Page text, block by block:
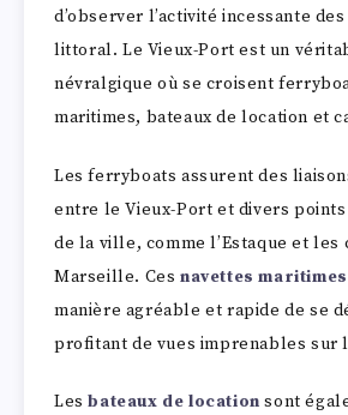
d’observer l’activité incessante
littoral. Le Vieux-Port est un
névralgique où se croisent
maritimes, bateaux de location et
Les ferryboats assurent des
entre le Vieux-Port et divers
de la ville, comme l’Estaque et les
Marseille. Ces navettes maritimes
manière agréable et rapide de se
profitant de vues imprenables sur
Les bateaux de location sont